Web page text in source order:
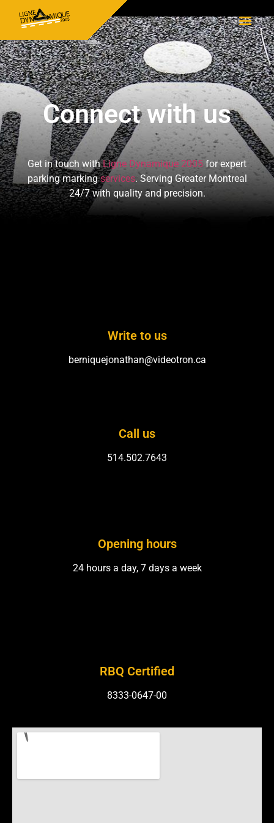
Contact
Connect with us
Get in touch withLigne Dynamique 2005 for expert
parking markingservices. Serving Greater Montreal
24/7 with quality and precision.
Write to us
berniquejonathan@videotron.ca
Call us
514.502.7643
Opening hours
24 hours a day, 7 days a week
RBQ Certified
8333-0647-00